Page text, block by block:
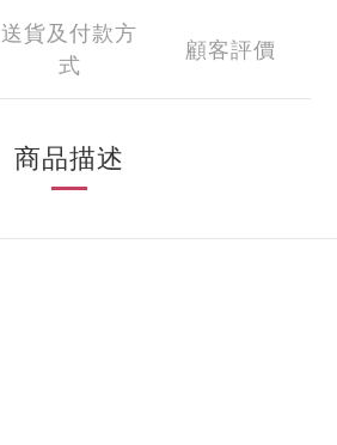
送貨及付款方
式
顧客評價
商品描述